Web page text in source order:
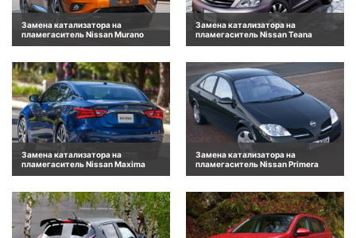
Замена катализатора на
пламегаситель Nissan Murano
Замена катализатора на
пламегаситель Nissan Teana
Замена катализатора на
пламегаситель Nissan Maxima
Замена катализатора на
пламегаситель Nissan Primera